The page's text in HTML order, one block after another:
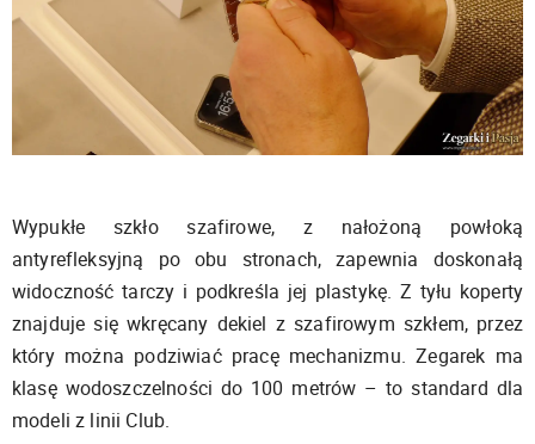
Wypukłe szkło szafirowe, z nałożoną powłoką
antyrefleksyjną po obu stronach, zapewnia doskonałą
widoczność tarczy i podkreśla jej plastykę. Z tyłu koperty
znajduje się wkręcany dekiel z szafirowym szkłem, przez
który można podziwiać pracę mechanizmu. Zegarek ma
klasę wodoszczelności do 100 metrów – to standard dla
modeli z linii Club.